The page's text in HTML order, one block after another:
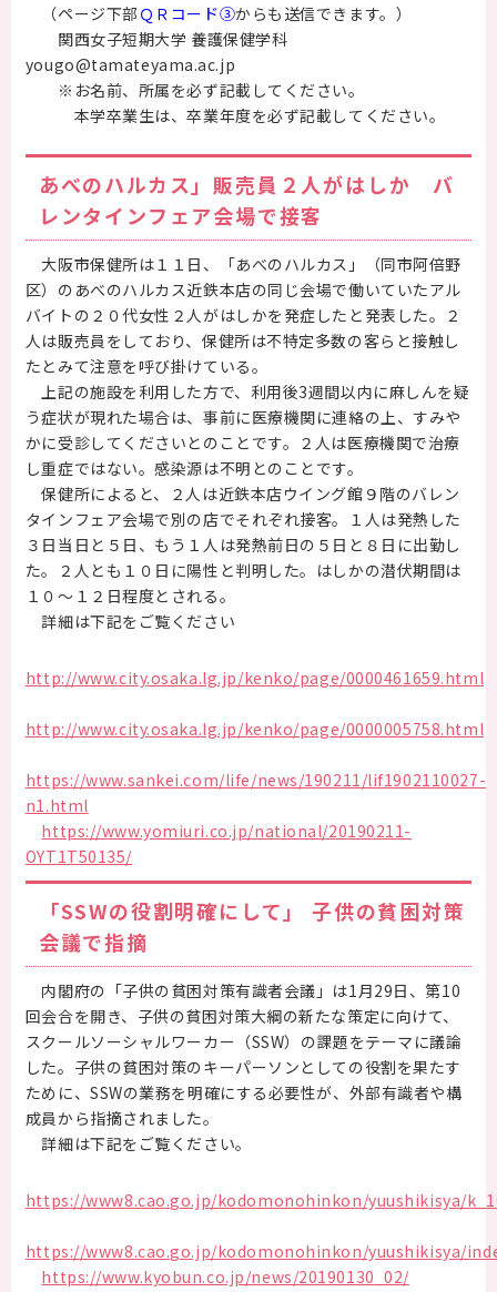
（ページ下部 ＱＲコード③からも送信できます。）
関西女子短期大学 養護保健学科
yougo@tamateyama.ac.jp
※お名前、所属を必ず記載してください。
本学卒業生は、卒業年度を必ず記載してください。
あべのハルカス」販売員２人がはしか バ
レンタインフェア会場で接客
大阪市保健所は１１日、「あべのハルカス」（同市阿倍野
区）のあべのハルカス近鉄本店の同じ会場で働いていたアル
バイトの２０代女性２人がはしかを発症したと発表した。２
人は販売員をしており、保健所は不特定多数の客らと接触し
たとみて注意を呼び掛けている。
上記の施設を利用した方で、利用後3週間以内に麻しんを疑
う症状が現れた場合は、事前に医療機関に連絡の上、すみや
かに受診してくださいとのことです。２人は医療機関で治療
し重症ではない。感染源は不明とのことです。
保健所によると、２人は近鉄本店ウイング館９階のバレン
タインフェア会場で別の店でそれぞれ接客。１人は発熱した
３日当日と５日、もう１人は発熱前日の５日と８日に出勤し
た。２人とも１０日に陽性と判明した。はしかの潜伏期間は
１０～１２日程度とされる。
詳細は下記をご覧ください
http://www.city.osaka.lg.jp/kenko/page/0000461659.html
http://www.city.osaka.lg.jp/kenko/page/0000005758.html
https://www.sankei.com/life/news/190211/lif1902110027-
n1.html
https://www.yomiuri.co.jp/national/20190211-
OYT1T50135/
「SSWの役割明確にして」 子供の貧困対策
会議で指摘
内閣府の「子供の貧困対策有識者会議」は1月29日、第10
回会合を開き、子供の貧困対策大綱の新たな策定に向けて、
スクールソーシャルワーカー（SSW）の課題をテーマに議論
した。子供の貧困対策のキーパーソンとしての役割を果たす
ために、SSWの業務を明確にする必要性が、外部有識者や構
成員から指摘されました。
詳細は下記をご覧ください。
https://www8.cao.go.jp/kodomonohinkon/yuushikisya/
https://www8.cao.go.jp/kodomonohinkon/yuushikisya/
https://www.kyobun.co.jp/news/20190130_02/